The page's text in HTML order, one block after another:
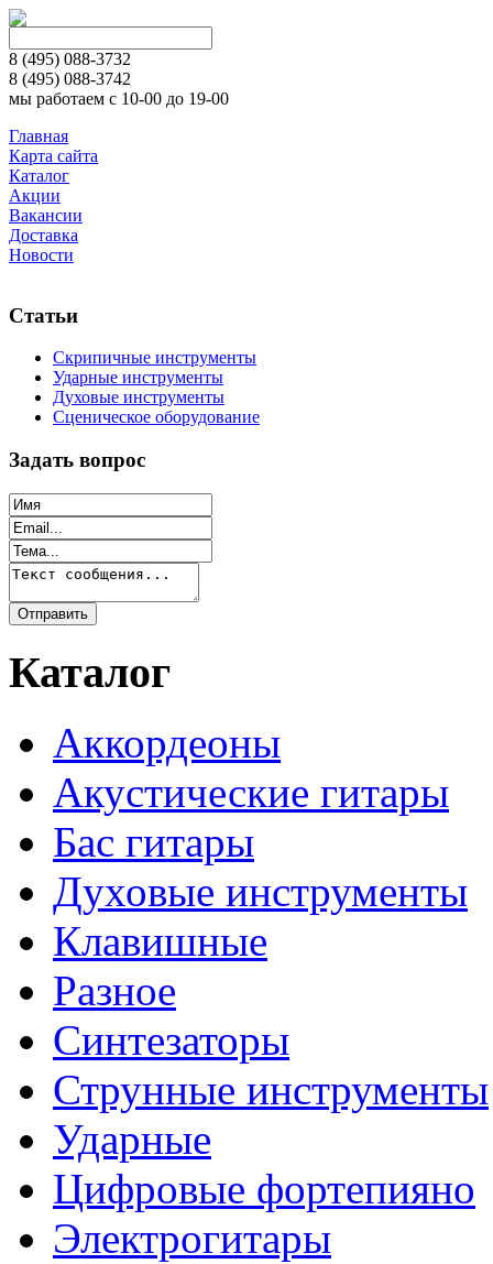
8 (495) 088-3732
8 (495) 088-3742
мы работаем с 10-00 до 19-00
Главная
Карта сайта
Каталог
Акции
Вакансии
Доставка
Новости
Статьи
Скрипичные инструменты
Ударные инструменты
Духовые инструменты
Сценическое оборудование
Задать вопрос
Каталог
Аккордеоны
Акустические гитары
Бас гитары
Духовые инструменты
Клавишные
Разное
Синтезаторы
Струнные инструменты
Ударные
Цифровые фортепияно
Электрогитары